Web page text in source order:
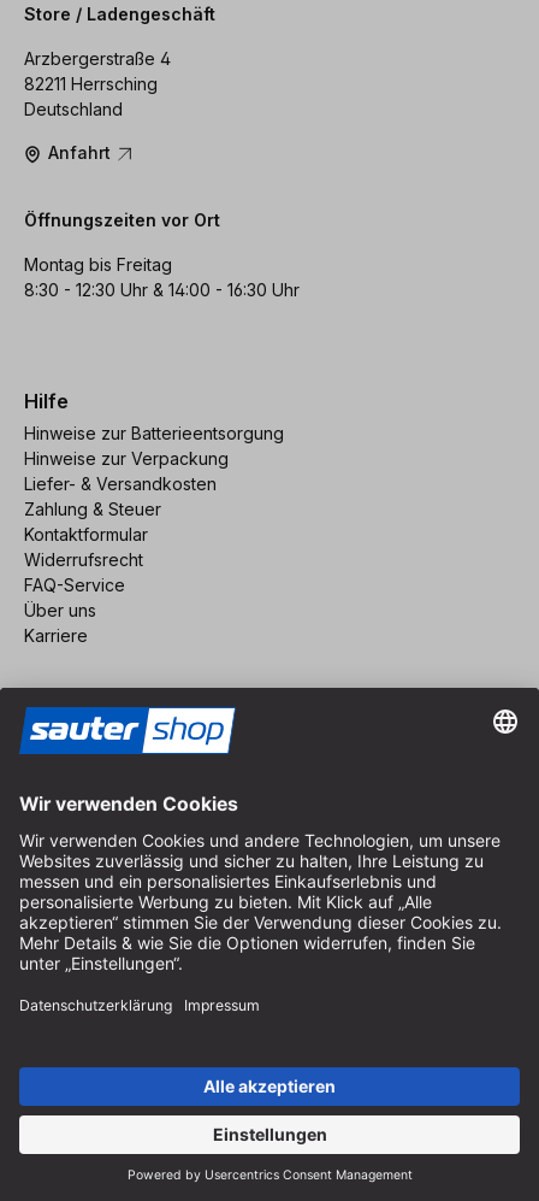
Store / Ladengeschäft
Arzbergerstraße 4
82211 Herrsching
Deutschland
Anfahrt
Öffnungszeiten vor Ort
Montag bis Freitag
8:30 - 12:30 Uhr & 14:00 - 16:30 Uhr
Hilfe
Hinweise zur Batterieentsorgung
Hinweise zur Verpackung
Liefer- & Versandkosten
Zahlung & Steuer
Kontaktformular
Widerrufsrecht
FAQ-Service
Über uns
Karriere
Impressum
AGB
Datenschutz
Cookie-Einstellungen
© 2026 sauter GmbH
* kostenloser Versand ab 150 Euro Bestellwert innerhalb
Deutschlands für die Standard-Paketgrößen - ausgenommen
Sperrgut und Fracht
In Abh. des Lieferlandes kann die MwSt. an der Kasse variieren.